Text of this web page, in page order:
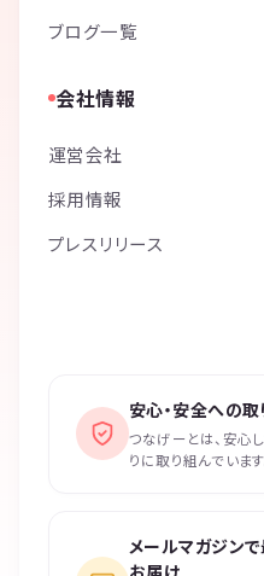
ブログ一覧
会社情報
運営会社
採用情報
プレスリリース
安心・安全への取
つなげーとは、安心
りに取り組んでいます
メールマガジン
お届け